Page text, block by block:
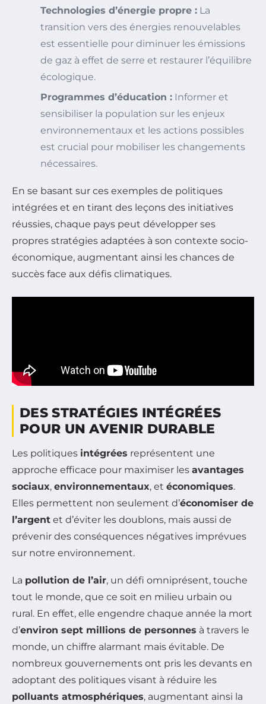
Technologies d’énergie propre : La
transition vers des énergies renouvelables
est essentielle pour diminuer les émissions
de gaz à effet de serre et restaurer l’équilibre
écologique.
Programmes d’éducation : Informer et
sensibiliser la population sur les enjeux
environnementaux et les actions possibles
est crucial pour mobiliser les changements
nécessaires.
En se basant sur ces exemples de politiques
intégrées et en tirant des leçons des initiatives
réussies, chaque pays peut développer ses
propres stratégies adaptées à son contexte socio-
économique, augmentant ainsi les chances de
succès face aux défis climatiques.
DES STRATÉGIES INTÉGRÉES
POUR UN AVENIR DURABLE
Les politiques intégrées représentent une
approche efficace pour maximiser les avantages
sociaux, environnementaux, et économiques.
Elles permettent non seulement d’économiser de
l’argent et d’éviter les doublons, mais aussi de
prévenir des conséquences négatives imprévues
sur notre environnement.
La pollution de l’air, un défi omniprésent, touche
tout le monde, que ce soit en milieu urbain ou
rural. En effet, elle engendre chaque année la mort
d’environ sept millions de personnes à travers le
monde, un chiffre alarmant mais évitable. De
nombreux gouvernements ont pris les devants en
adoptant des politiques visant à réduire les
polluants atmosphériques, augmentant ainsi la